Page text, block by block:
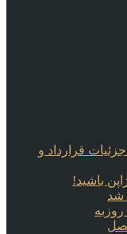
قرارداد و
باشید!
شد